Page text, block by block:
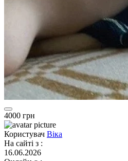
4000 грн
Користувач Віка
На сайті з :
16.06.2026